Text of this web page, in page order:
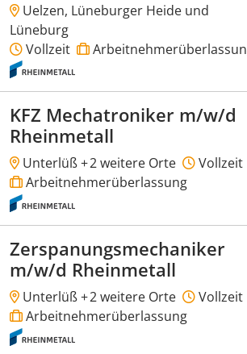
Uelzen, Lüneburger Heide und
Lüneburg
Vollzeit
KFZ Mechatroniker m/w/d
Rheinmetall
Unterlüß +2 weitere Orte
Vollzeit
Arbeitnehmerüberlassung
Zerspanungsmechaniker
m/w/d Rheinmetall
Unterlüß +2 weitere Orte
Vollzeit
Arbeitnehmerüberlassung